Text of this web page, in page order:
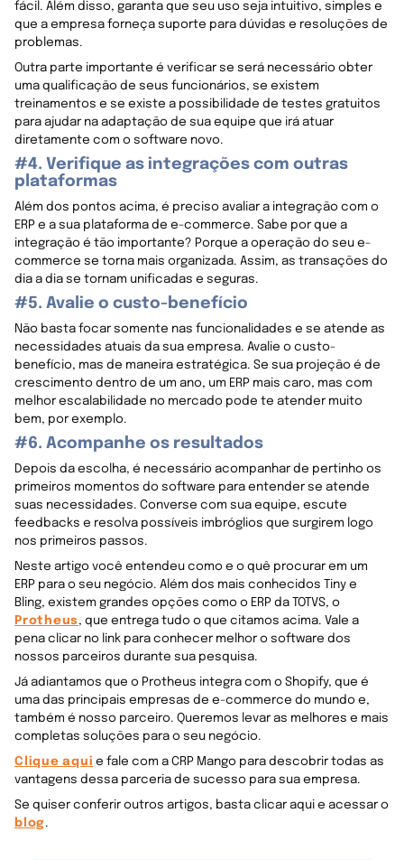
fácil. Além disso, garanta que seu uso seja intuitivo, simples e
que a empresa forneça suporte para dúvidas e resoluções de
problemas.
Outra parte importante é verificar se será necessário obter
uma qualificação de seus funcionários, se existem
treinamentos e se existe a possibilidade de testes gratuitos
para ajudar na adaptação de sua equipe que irá atuar
diretamente com o software novo.
#4. Verifique as integrações com outras
plataformas
Além dos pontos acima, é preciso avaliar a integração com o
ERP e a sua plataforma de e-commerce. Sabe por que a
integração é tão importante? Porque a operação do seu e-
commerce se torna mais organizada. Assim, as transações do
dia a dia se tornam unificadas e seguras.
#5. Avalie o custo-benefício
Não basta focar somente nas funcionalidades e se atende as
necessidades atuais da sua empresa. Avalie o custo-
benefício, mas de maneira estratégica. Se sua projeção é de
crescimento dentro de um ano, um ERP mais caro, mas com
melhor escalabilidade no mercado pode te atender muito
bem, por exemplo.
#6. Acompanhe os resultados
Depois da escolha, é necessário acompanhar de pertinho os
primeiros momentos do software para entender se atende
suas necessidades. Converse com sua equipe, escute
feedbacks e resolva possíveis imbróglios que surgirem logo
nos primeiros passos.
Neste artigo você entendeu como e o quê procurar em um
ERP para o seu negócio. Além dos mais conhecidos Tiny e
Bling, existem grandes opções como o ERP da TOTVS, o
Protheus, que entrega tudo o que citamos acima. Vale a
pena clicar no link para conhecer melhor o software dos
nossos parceiros durante sua pesquisa.
Já adiantamos que o Protheus integra com o Shopify, que é
uma das principais empresas de e-commerce do mundo e,
também é nosso parceiro. Queremos levar as melhores e mais
completas soluções para o seu negócio.
Clique aqui e fale com a CRP Mango para descobrir todas as
vantagens dessa parceria de sucesso para sua empresa.
Se quiser conferir outros artigos, basta clicar aqui e acessar o
blog.